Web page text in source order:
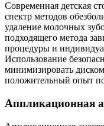
Современная детская
спектр методов
удаление молочных
подходящего метода
процедуры и
Использование
минимизировать
положительный опыт
Аппликационная